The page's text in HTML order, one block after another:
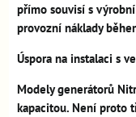
přímo souvisí s
provozní náklady
Úspora na instalaci s
Modely generátorů
kapacitou. Není proto